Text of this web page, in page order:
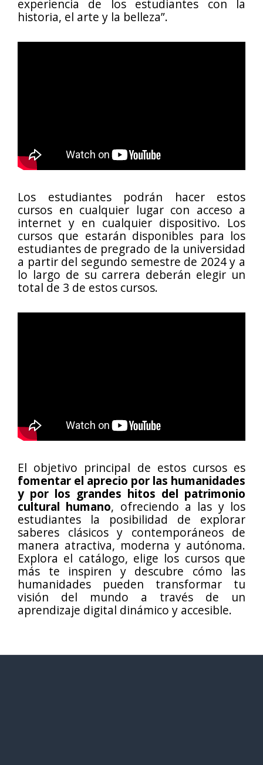
experiencia de los estudiantes con la
historia, el arte y la belleza”.
Los estudiantes podrán hacer estos
cursos en cualquier lugar con acceso a
internet y en cualquier dispositivo. Los
cursos que estarán disponibles para los
estudiantes de pregrado de la universidad
a partir del segundo semestre de 2024 y a
lo largo de su carrera deberán elegir un
total de 3 de estos cursos.
El objetivo principal de estos cursos es
fomentar el aprecio por las humanidades
y por los grandes hitos del patrimonio
cultural humano, ofreciendo a las y los
estudiantes la posibilidad de explorar
saberes clásicos y contemporáneos de
manera atractiva, moderna y autónoma.
Explora el catálogo, elige los cursos que
más te inspiren y descubre cómo las
humanidades pueden transformar tu
visión del mundo a través de un
aprendizaje digital dinámico y accesible.